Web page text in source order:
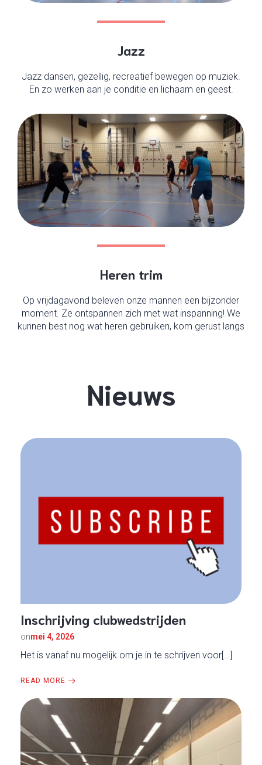
Jazz
Jazz dansen, gezellig, recreatief bewegen op muziek.
En zo werken aan je conditie en lichaam en geest.
Heren trim
Op vrijdagavond beleven onze mannen een bijzonder
moment. Ze ontspannen zich met wat inspanning! We
kunnen best nog wat heren gebruiken, kom gerust langs
Nieuws
Inschrijving clubwedstrijden
onmei 4, 2026
Het is vanaf nu mogelijk om je in te schrijven voor[…]
READ MORE